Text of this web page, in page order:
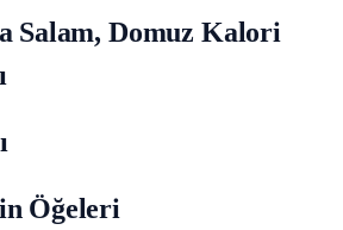
Salam, Domuz Kalori
Öğeleri